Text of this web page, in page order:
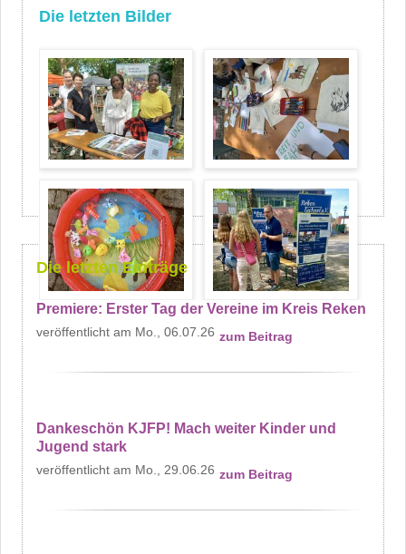
Die letzten Bilder
Die letzten Einträge
Premiere: Erster Tag der Vereine im Kreis Reken
Mo., 06.07.26 zum Beitrag
Dankeschön KJFP! Mach weiter Kinder und
Jugend stark
Mo., 29.06.26 zum Beitrag